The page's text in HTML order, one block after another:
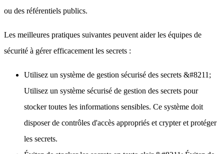
ou des référentiels publics.
Les meilleures pratiques suivantes peuvent aider les équipes de
sécurité à gérer efficacement les secrets :
Utilisez un système de gestion sécurisé des secrets &#8211;
Utilisez un système sécurisé de gestion des secrets pour
stocker toutes les informations sensibles. Ce système doit
disposer de contrôles d'accès appropriés et crypter et protéger
les secrets.